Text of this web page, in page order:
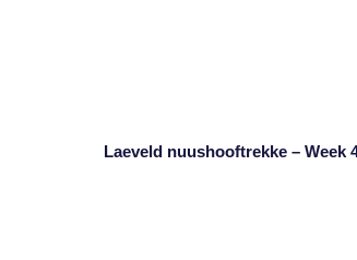
Laeveld nuushooftrekke – Week